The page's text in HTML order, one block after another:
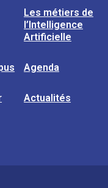
Les métiers de
l’Intelligence
Artificielle
Agenda
Actualités